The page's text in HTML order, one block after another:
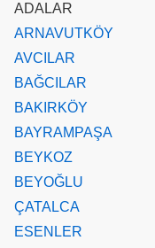
ADALAR
ARNAVUTKÖY
AVCILAR
BAĞCILAR
BAKIRKÖY
BAYRAMPAŞA
BEYKOZ
BEYOĞLU
ÇATALCA
ESENLER